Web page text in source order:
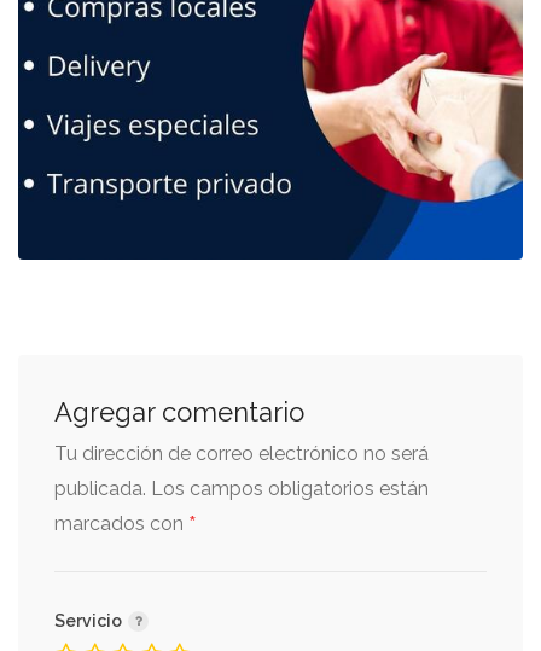
Agregar comentario
Tu dirección de correo electrónico no será
publicada. Los campos obligatorios están
marcados con *
Servicio